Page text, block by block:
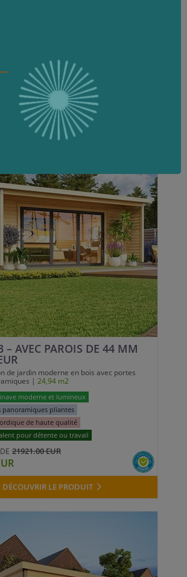
moderne et lumineux
panoramiques pliantes
de haute qualité
pour détente ou travail
DÉCOUVRIR LE PRODUIT
– AVEC PAROIS DE 44 MM
de jardin moderne en bois avec portes
| 24,94 m2
moderne et lumineux
panoramiques pliantes
de haute qualité
pour détente ou travail
21921.00 EUR
DÉCOUVRIR LE PRODUIT